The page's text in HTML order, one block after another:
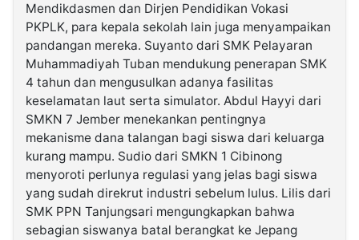
Mendikdasmen dan Dirjen Pendidikan Vokasi
PKPLK, para kepala sekolah lain juga menyampaikan
pandangan mereka. Suyanto dari SMK Pelayaran
Muhammadiyah Tuban mendukung penerapan SMK
4 tahun dan mengusulkan adanya fasilitas
keselamatan laut serta simulator. Abdul Hayyi dari
SMKN 7 Jember menekankan pentingnya
mekanisme dana talangan bagi siswa dari keluarga
kurang mampu. Sudio dari SMKN 1 Cibinong
menyoroti perlunya regulasi yang jelas bagi siswa
yang sudah direkrut industri sebelum lulus. Lilis dari
SMK PPN Tanjungsari mengungkapkan bahwa
sebagian siswanya batal berangkat ke Jepang